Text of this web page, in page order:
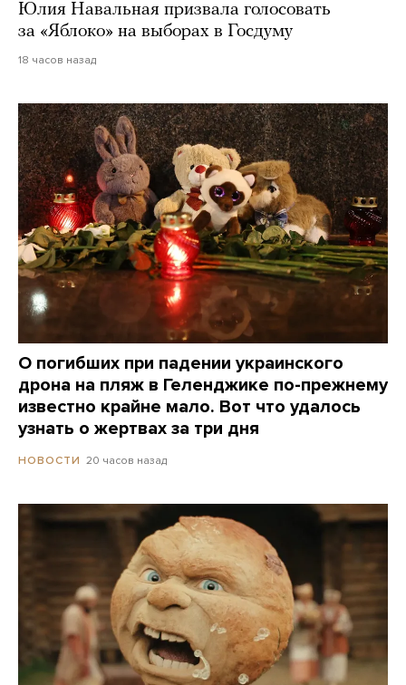
Юлия Навальная призвала голосовать
за «Яблоко» на выборах в Госдуму
18 часов назад
О погибших при падении украинского
дрона на пляж в Геленджике по-прежнему
известно крайне мало. Вот что удалось
узнать о жертвах за три дня
НОВОСТИ 20 часов назад